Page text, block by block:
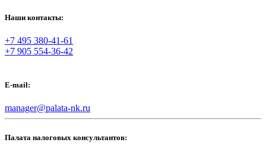
Наши контакты:
+7 495 380-41-61
+7 905 554-36-42
E-mail:
manager@palata-nk.ru
Палата налоговых консультантов: